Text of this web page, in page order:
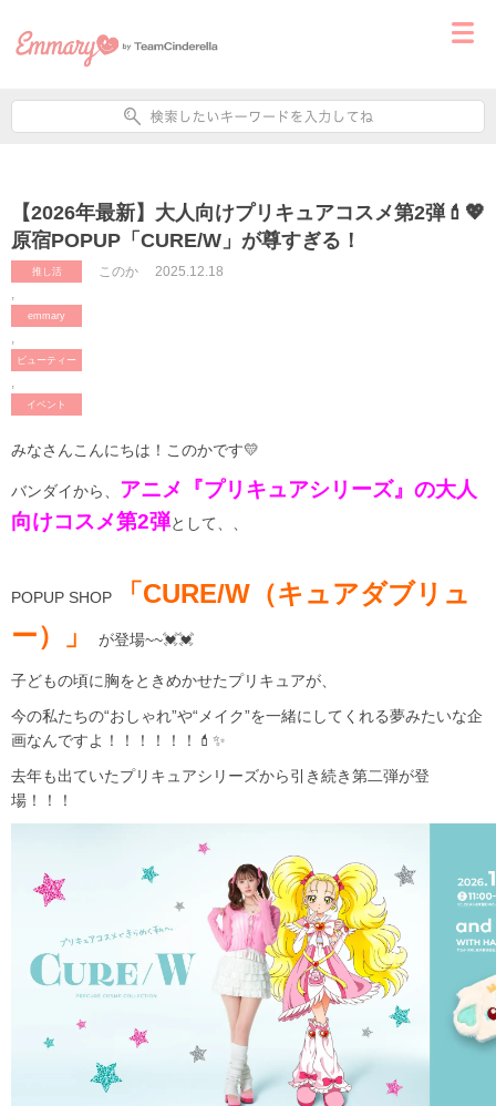
【2026年最新】大人向けプリキュアコスメ第2弾💄💖
原宿POPUP「CURE/W」が尊すぎる！
推し活
,
emmary
,
ビューティー
,
イベント
このか 2025.12.18
みなさんこんにちは！このかです💛
バンダイから、 アニメ『プリキュアシリーズ』の大人
向けコスメ第2弾として、、
POPUP SHOP
「CURE/W（キュアダブリュ
ー）」
が登場~~💓💓
子どもの頃に胸をときめかせたプリキュアが、
今の私たちの“おしゃれ”や“メイク”を一緒にしてくれる夢みたいな企
画なんですよ！！！！！！💄✨
去年も出ていたプリキュアシリーズから引き続き第二弾が登
場！！！